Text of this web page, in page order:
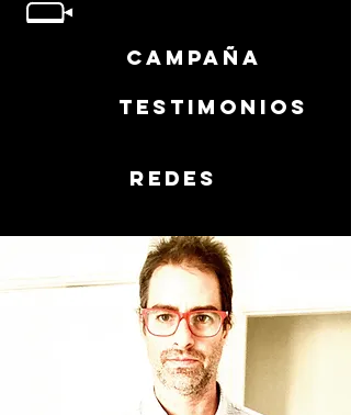
campaña
testimonios
redes